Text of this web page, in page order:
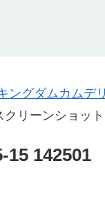
ングダムカム
クリーンショッ
15 142501